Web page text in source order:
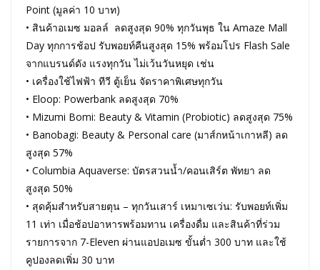
Point (มูลค่า 10 บาท)
• สินค้าอเมซ มอลล์ ลดสูงสุด 90% ทุกวันพุธ ใน Amaze Mall
Day ทุกการช้อป รับพอยท์คืนสูงสุด 15% พร้อมโปร Flash Sale
จากแบรนด์ดัง แรงทุกวัน ไม่เว้นวันหยุด เช่น
• เครื่องใช้ไฟฟ้า ทีวี ตู้เย็น จัดราคาพิเศษทุกวัน
• Eloop: Powerbank ลดสูงสุด 70%
• Mizumi Bomi: Beauty & Vitamin (Probiotic) ลดสูงสุด 75%
• Banobagi: Beauty & Personal care (มาส์กหน้าเกาหลี) ลด
สูงสุด 57%
• Columbia Aquaverse: บัตรสวนน้ำ/คอนเสิร์ต พัทยา ลด
สูงสุด 50%
• สุดคุ้มสำหรับสายตุน – ทุกวันเสาร์ เหมาเซเว่น: รับพอยท์เพิ่ม
11 เท่า เมื่อช้อปอาหารพร้อมทาน เครื่องดื่ม และสินค้าที่ร่วม
รายการจาก 7-Eleven ผ่านแอปอเมซ ขั้นต่ำ 300 บาท และใช้
คูปองลดเพิ่ม 30 บาท